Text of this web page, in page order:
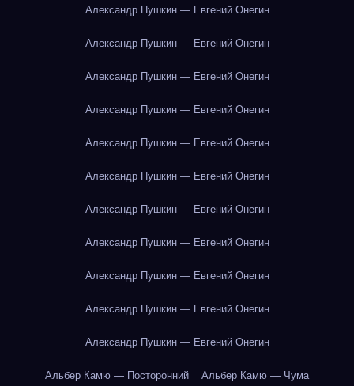
Александр Пушкин — Евгений Онегин
Александр Пушкин — Евгений Онегин
Александр Пушкин — Евгений Онегин
Александр Пушкин — Евгений Онегин
Александр Пушкин — Евгений Онегин
Александр Пушкин — Евгений Онегин
Александр Пушкин — Евгений Онегин
Александр Пушкин — Евгений Онегин
Александр Пушкин — Евгений Онегин
Александр Пушкин — Евгений Онегин
Александр Пушкин — Евгений Онегин
Альбер Камю — Посторонний Альбер Камю — Чума